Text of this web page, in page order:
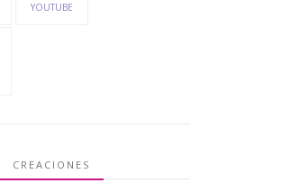
YOUTUBE
CREACIONES